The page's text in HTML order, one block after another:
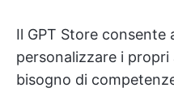
Il GPT Store consente
personalizzare i propri
bisogno di